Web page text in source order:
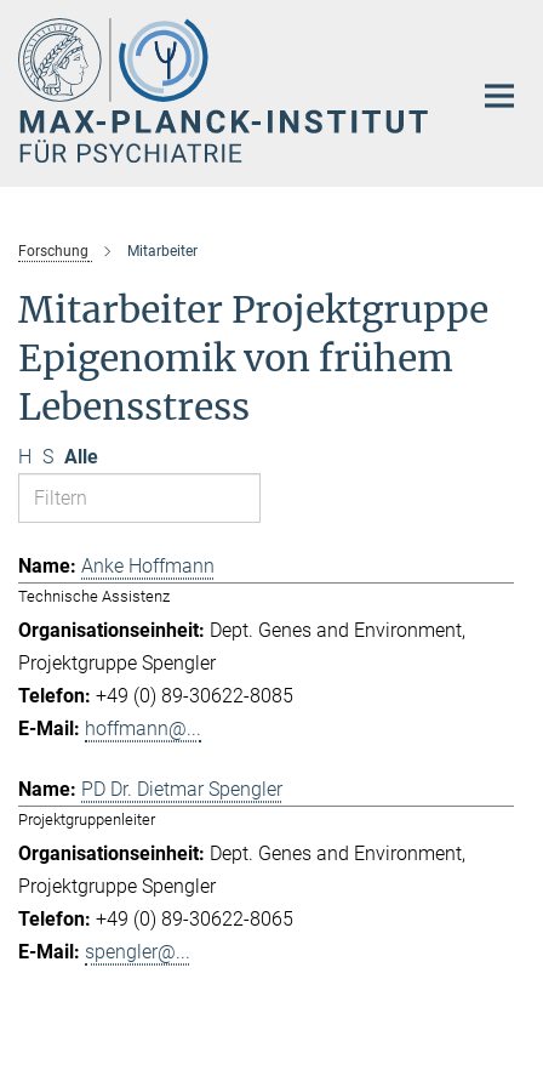
Hauptinhalt
Forschung Mitarbeiter
Mitarbeiter Projektgruppe
Epigenomik von frühem
Lebensstress
H S Alle
Anke Hoffmann
Technische Assistenz
Dept. Genes and Environment
Projektgruppe Spengler
+49 (0) 89-30622-8085
hoffmann@...
PD Dr. Dietmar Spengler
Projektgruppenleiter
Dept. Genes and Environment
Projektgruppe Spengler
+49 (0) 89-30622-8065
spengler@...